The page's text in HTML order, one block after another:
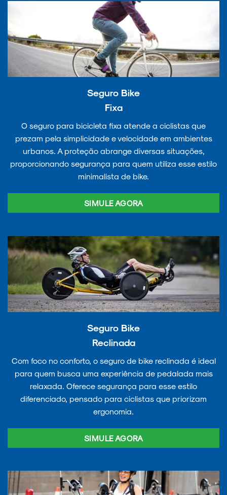
Seguro Bike
Fixa
O seguro para bicicleta fixa atende a ciclistas que
prezam pela simplicidade e velocidade em ambientes
urbanos. A proteção abrange diversas situações,
proporcionando segurança para quem utiliza esse estilo
minimalista de bike.
SIMULE AGORA
Seguro Bike
Reclinada
Com foco no conforto, o seguro de bike reclinada é ideal
para quem busca uma experiência de pedalada mais
relaxada. Oferece segurança para esse estilo
diferenciado, pensado para ciclistas que priorizam
ergonomia.
SIMULE AGORA